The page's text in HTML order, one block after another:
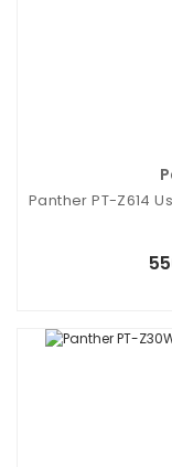
Panther PT-Z614